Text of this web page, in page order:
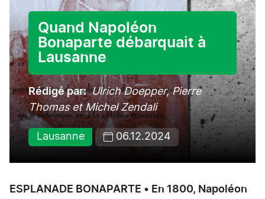
Quand Napoléon
Bonaparte débarquait à
Lausanne
Rédigé par
Ulrich Doepper, Pierre
Thomas et Michel Zendali
Lausanne 06.12.2024
ESPLANADE BONAPARTE • En 1800, Napoléon